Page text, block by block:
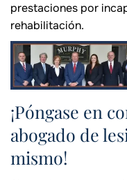
prestaciones por
rehabilitación.
¡Póngase en
abogado de
mismo!